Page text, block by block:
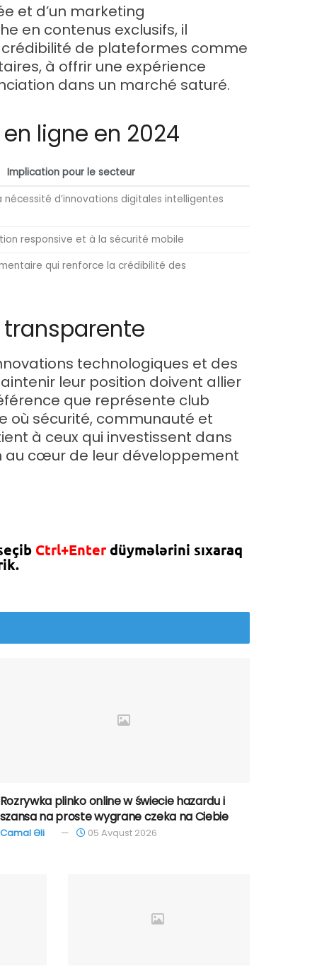
et d’un marketing
en contenus exclusifs, il
de plateformes comme
à offrir une expérience
dans un marché saturé.
ligne en 2024
Implication pour le secteur
d’innovations digitales intelligentes
responsive et à la sécurité mobile
qui renforce la crédibilité des
transparente
technologiques et des
leur position doivent allier
que représente club
où sécurité, communauté et
à ceux qui investissent dans
cœur de leur développement
Ctrl+Enterdüymələrini sıxaraq
Rozrywka plinko online w świecie hazardu i
szansa na proste wygrane czeka na Ciebie
Camal Əli 05 Avqust 2026